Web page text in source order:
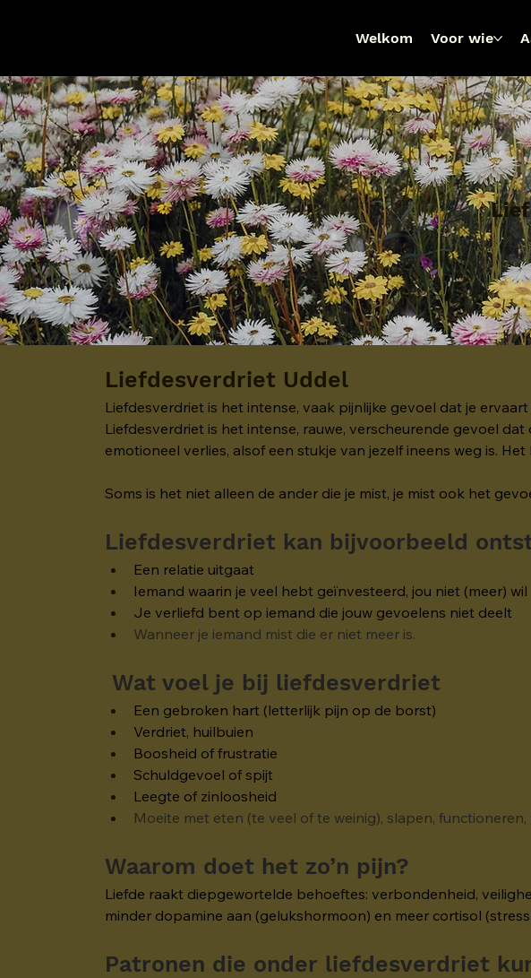
Welkom Voor wie
Liefdesverdriet Uddel
Liefdesverdriet is het intense, vaak pijnlijke gevoel dat je
Liefdesverdriet is het intense, rauwe, verscheurende gevoel
emotioneel verlies, alsof een stukje van jezelf ineens weg is.
Soms is het niet alleen de ander die je mist, je mist ook het
Liefdesverdriet kan bijvoorbeeld
Een relatie uitgaat
Iemand waarin je veel hebt geïnvesteerd, jou niet (meer) wil
Je verliefd bent op iemand die jouw gevoelens niet deelt
Wanneer je iemand mist die er niet meer is.
Wat voel je bij liefdesverdriet
Een gebroken hart (letterlijk pijn op de borst)
Verdriet, huilbuien
Boosheid of frustratie
Schuldgevoel of spijt
Leegte of zinloosheid
Moeite met eten (te veel of te weinig), slapen,
Waarom doet het zo’n pijn?
Liefde raakt diepgewortelde behoeftes: verbondenheid,
minder dopamine aan (gelukshormoon) en meer cortisol
Patronen die onder liefdesverdriet